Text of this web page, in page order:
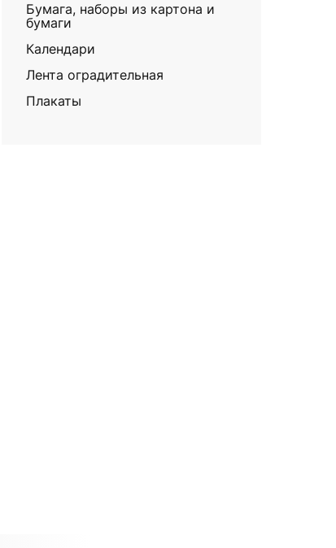
Бумага, наборы из картона и
бумаги
Календари
Лента оградительная
Плакаты